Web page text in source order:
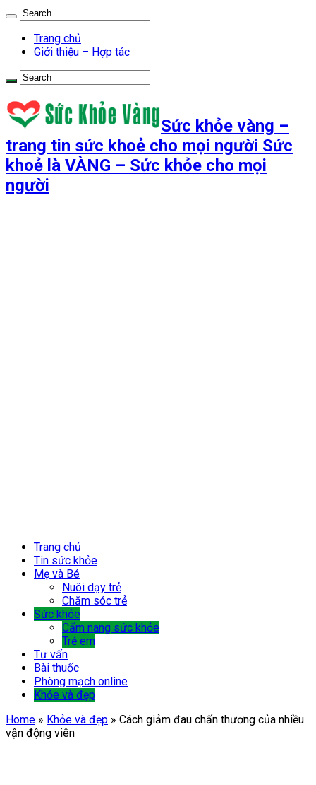
Trang chủ
Giới thiệu – Hợp tác
Sức khỏe vàng –
trang tin sức khoẻ cho mọi người Sức
khoẻ là VÀNG – Sức khỏe cho mọi
người
Trang chủ
Tin sức khỏe
Mẹ và Bé
Nuôi dạy trẻ
Chăm sóc trẻ
Sức khỏe
Cẩm nang sức khỏe
Trẻ em
Tư vấn
Bài thuốc
Phòng mạch online
Khỏe và đẹp
Home » Khỏe và đẹp » Cách giảm đau chấn thương của nhiều
vận động viên